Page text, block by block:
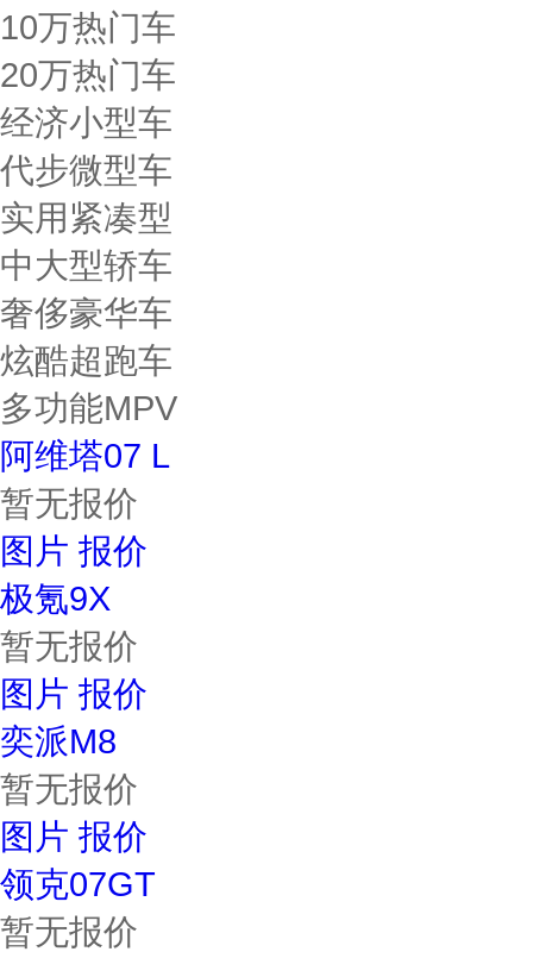
10万热门车
20万热门车
经济小型车
代步微型车
实用紧凑型
中大型轿车
奢侈豪华车
炫酷超跑车
多功能MPV
阿维塔07 L
暂无报价
图片 报价
极氪9X
暂无报价
图片 报价
奕派M8
暂无报价
图片 报价
领克07GT
暂无报价